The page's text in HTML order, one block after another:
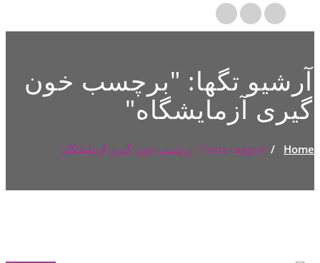
آرشیو تگها: "برچسب خون
گیری آزمایشگاه"
Home
/ Posts tagged "برچسب خون گیری آزمایشگاه"